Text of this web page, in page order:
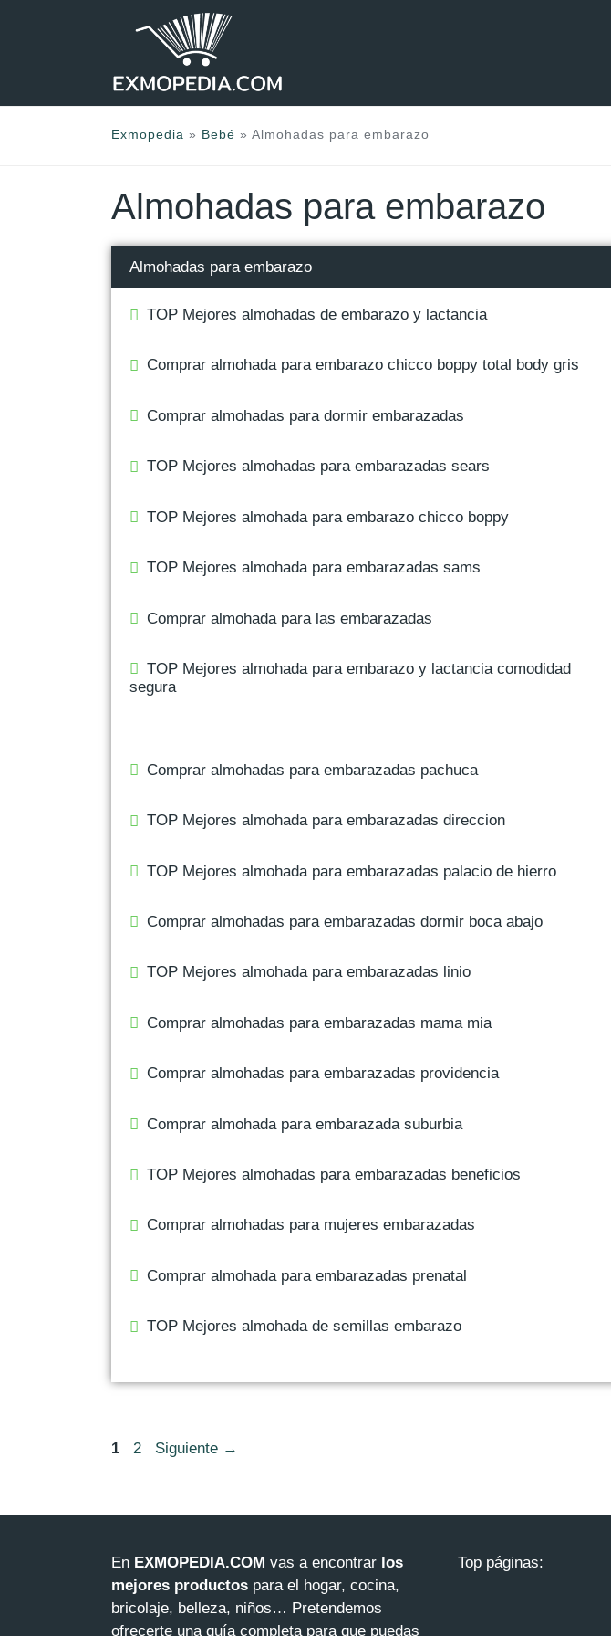
Exmopedia » Bebé » Almohadas para embarazo
Almohadas para embarazo
Almohadas para embarazo
TOP Mejores almohadas de embarazo y lactancia
Comprar almohada para embarazo chicco boppy total body gris
Comprar almohadas para dormir embarazadas
TOP Mejores almohadas para embarazadas sears
TOP Mejores almohada para embarazo chicco boppy
TOP Mejores almohada para embarazadas sams
Comprar almohada para las embarazadas
TOP Mejores almohada para embarazo y lactancia comodidad
segura
Comprar almohadas para embarazadas pachuca
TOP Mejores almohada para embarazadas direccion
TOP Mejores almohada para embarazadas palacio de hierro
Comprar almohadas para embarazadas dormir boca abajo
TOP Mejores almohada para embarazadas linio
Comprar almohadas para embarazadas mama mia
Comprar almohadas para embarazadas providencia
Comprar almohada para embarazada suburbia
TOP Mejores almohadas para embarazadas beneficios
Comprar almohadas para mujeres embarazadas
Comprar almohada para embarazadas prenatal
TOP Mejores almohada de semillas embarazo
Navegación
Página
1 Página
2 Siguiente →
En EXMOPEDIA.COM vas a encontrar los
mejores productos para el hogar, cocina,
bricolaje, belleza, niños… Pretendemos
ofrecerte una guía completa para que puedas
Top páginas: